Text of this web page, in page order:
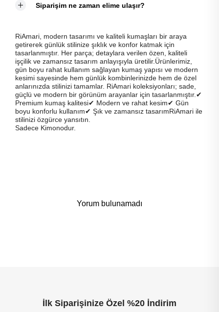
Siparişim ne zaman elime ulaşır?
RiAmari, modern tasarımı ve kaliteli kumaşları bir araya
getirerek günlük stilinize şıklık ve konfor katmak için
tasarlanmıştır. Her parça; detaylara verilen özen, kaliteli
işçilik ve zamansız tasarım anlayışıyla üretilir.Ürünlerimiz,
gün boyu rahat kullanım sağlayan kumaş yapısı ve modern
kesimi sayesinde hem günlük kombinlerinizde hem de özel
anlarınızda stilinizi tamamlar. RiAmari koleksiyonları; sade,
güçlü ve modern bir görünüm arayanlar için tasarlanmıştır.✔
Premium kumaş kalitesi✔ Modern ve rahat kesim✔ Gün
boyu konforlu kullanım✔ Şık ve zamansız tasarımRiAmari ile
stilinizi özgürce yansıtın.
Sadece Kimonodur.
Yorum bulunamadı
İlk Siparişinize Özel %20 İndirim